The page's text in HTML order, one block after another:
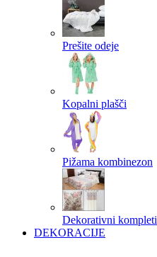
Prešite odeje
Kopalni plašči
Pižama kombinezon
Dekorativni kompleti
DEKORACIJE